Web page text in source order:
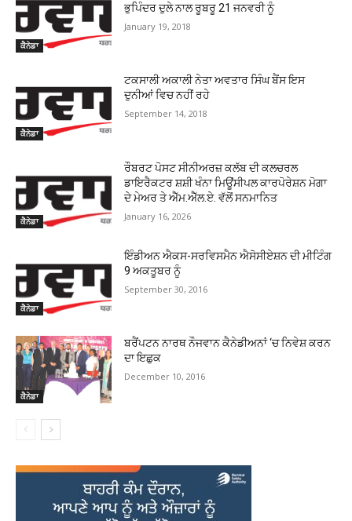
ਕੈਨੇਡਾ
ਭੁਪਿੰਦਰ ਦੁਲੇ ਨਾਲ ਰੂਬਰੂ 21 ਜਨਵਰੀ ਨੂੰ
January 19, 2018
ਕੈਨੇਡਾ
ਟਕਸਾਲੀ ਅਕਾਲੀ ਨੇਤਾ ਅਵਤਾਰ ਸਿੰਘ ਬੈਂਸ ਇਸ
ਦੁਨੀਆਂ ਵਿਚ ਨਹੀਂ ਰਹੇ
September 14, 2018
ਕੈਨੇਡਾ
ਰੌਬਰਟ ਪੋਸਟ ਸੀਨੀਅਰਜ਼ ਕਲੱਬ ਦੀ ਕਲਚਰਲ
ਡਾਇਰੈਕਟਰ ਸ਼ਸ਼ੀ ਖੰਨਾ ਮਿਊਂਸੀਪਲ ਕਾਰਪੋਰੇਸ਼ਨ ਮੋਗਾ
ਦੇ ਮੇਅਰ ਤੇ ਐੱਮ.ਐੱਲ.ਏ. ਵੱਲੋਂ ਸਨਮਾਨਿਤ
January 16, 2026
ਕੈਨੇਡਾ
ਇੰਡੀਅਨ ਐਕਸ-ਸਰਵਿਸਮੈਨ ਐਸੋਸੀਏਸ਼ਨ ਦੀ ਮੀਟਿੰਗ
9 ਅਕਤੂਬਰ ਨੂੰ
September 30, 2016
ਕੈਨੇਡਾ
ਬਰੈਂਪਟਨ ਨਾਰਥ ਨੌਜਵਾਨ ਕੈਨੇਡੀਅਨਾਂ ‘ਚ ਨਿਵੇਸ਼ ਕਰਨ
ਦਾ ਇਛੁਕ
December 10, 2016